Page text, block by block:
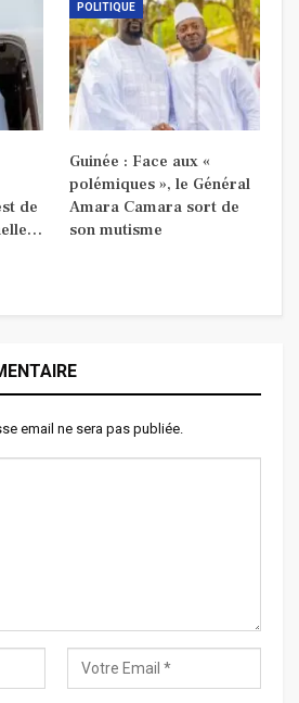
de
POLITIQUE
Guinée : Face aux «
polémiques », le Général
Amara Camara sort de
son mutisme
email ne sera pas publiée.